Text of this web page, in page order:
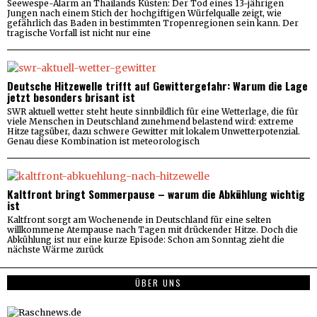
Seewespe-Alarm an Thailands Küsten: Der Tod eines 13-jährigen
Jungen nach einem Stich der hochgiftigen Würfelqualle zeigt, wie
gefährlich das Baden in bestimmten Tropenregionen sein kann. Der
tragische Vorfall ist nicht nur eine
Deutsche Hitzewelle trifft auf Gewittergefahr: Warum die Lage
jetzt besonders brisant ist
SWR aktuell wetter steht heute sinnbildlich für eine Wetterlage, die für
viele Menschen in Deutschland zunehmend belastend wird: extreme
Hitze tagsüber, dazu schwere Gewitter mit lokalem Unwetterpotenzial.
Genau diese Kombination ist meteorologisch
Kaltfront bringt Sommerpause – warum die Abkühlung wichtig
ist
Kaltfront sorgt am Wochenende in Deutschland für eine selten
willkommene Atempause nach Tagen mit drückender Hitze. Doch die
Abkühlung ist nur eine kurze Episode: Schon am Sonntag zieht die
nächste Wärme zurück
ÜBER UNS